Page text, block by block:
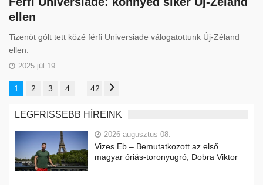
ellen
Tizenöt gólt tett közé férfi Universiade válogatottunk Új-Zéland
ellen.
2025 júl 19
1 2 3 4 42
LEGFRISSEBB HÍREINK
2026 augusztus 08.
Vizes Eb – Bemutatkozott az első
magyar óriás-toronyugró, Dobra Viktor